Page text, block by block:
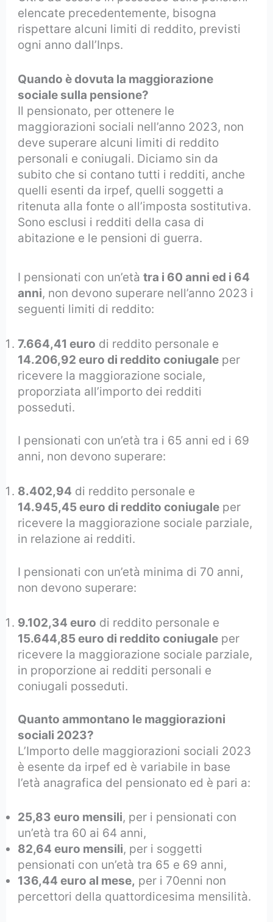
elencate precedentemente, bisogna
rispettare alcuni limiti di reddito, previsti
ogni anno dall’Inps.
Quando è dovuta la maggiorazione
sociale sulla pensione?
Il pensionato, per ottenere le
maggiorazioni sociali nell’anno 2023, non
deve superare alcuni limiti di reddito
personali e coniugali. Diciamo sin da
subito che si contano tutti i redditi, anche
quelli esenti da irpef, quelli soggetti a
ritenuta alla fonte o all’imposta sostitutiva.
Sono esclusi i redditi della casa di
abitazione e le pensioni di guerra.
I pensionati con un’etàtra i 60 anni ed i 64
anni, non devono superare nell’anno 2023 i
seguenti limiti di reddito:
7.664,41 euro di reddito personale e
14.206,92 euro di reddito coniugale per
ricevere la maggiorazione sociale,
proporziata all’importo dei redditi
posseduti.
I pensionati con un’età tra i 65 anni ed i 69
anni, non devono superare:
8.402,94 di reddito personale e
14.945,45 euro di reddito coniugale per
ricevere la maggiorazione sociale parziale,
in relazione ai redditi.
I pensionati con un’età minima di 70 anni,
non devono superare:
9.102,34 euro di reddito personale e
15.644,85 euro di reddito coniugale per
ricevere la maggiorazione sociale parziale,
in proporzione ai redditi personali e
coniugali posseduti.
Quanto ammontano le maggiorazioni
sociali 2023?
L’Importo delle maggiorazioni sociali 2023
è esente da irpef ed è variabile in base
l’età anagrafica del pensionato ed è pari a:
25,83 euro mensili, per i pensionati con
un’età tra 60 ai 64 anni,
82,64 euro mensili, per i soggetti
pensionati con un’età tra 65 e 69 anni,
136,44 euro al mese, per i 70enni non
percettori della quattordicesima mensilità.